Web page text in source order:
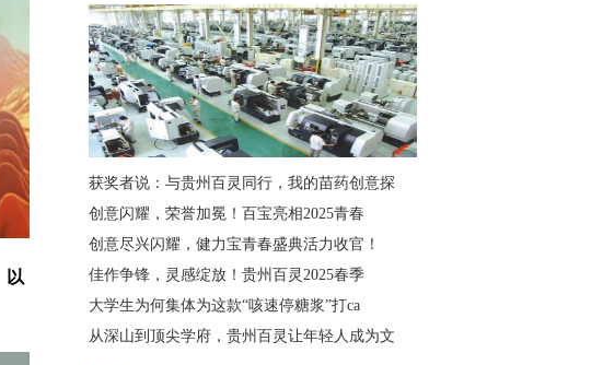
以
获奖者说：与贵州百灵同行，我的苗药创意探
创意闪耀，荣誉加冕！百宝亮相2025青春
创意尽兴闪耀，健力宝青春盛典活力收官！
佳作争锋，灵感绽放！贵州百灵2025春季
大学生为何集体为这款“咳速停糖浆”打ca
从深山到顶尖学府，贵州百灵让年轻人成为文